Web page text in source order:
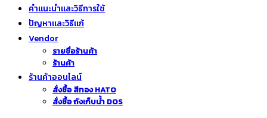
คำแนะนำและวิธีการใช้
ปัญหาและวิธีแก้
Vendor
รายชื่อร้านค้า
ร้านค้า
ร้านค้าออนไลน์
สั่งซื้อ สีทอง HATO
สั่งซื้อ ถังเก็บน้ำ DOS